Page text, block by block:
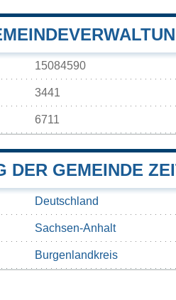
15084590
3441
6711
DER GEMEINDE
Deutschland
Sachsen-Anhalt
Burgenlandkreis